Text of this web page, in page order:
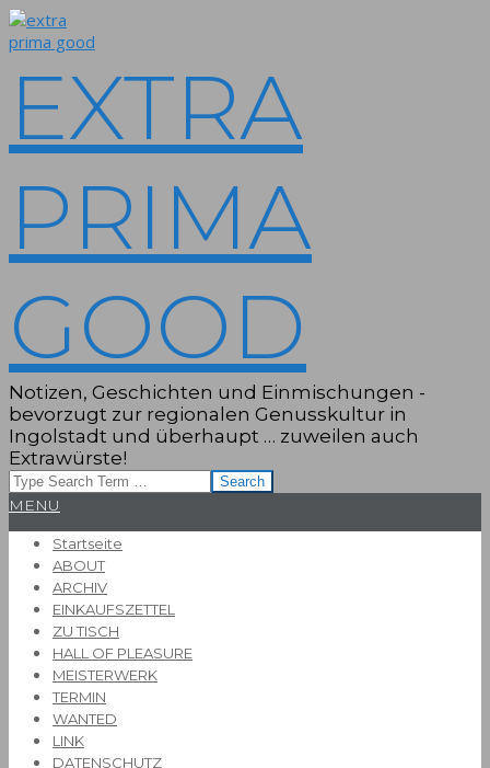
Skip
to
EXTRA
PRIMA
GOOD
Notizen, Geschichten und Einmischungen -
bevorzugt zur regionalen Genusskultur in
Ingolstadt und überhaupt … zuweilen auch
Extrawürste!
Search
Primary
Menu
MENU
Startseite
ABOUT
ARCHIV
EINKAUFSZETTEL
ZU TISCH
HALL OF PLEASURE
MEISTERWERK
TERMIN
WANTED
LINK
DATENSCHUTZ